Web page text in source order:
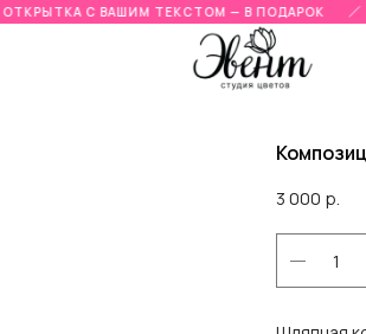
ОТКРЫТКА С ВАШИМ ТЕКСТОМ — В ПОДАРОК
3 000 р.